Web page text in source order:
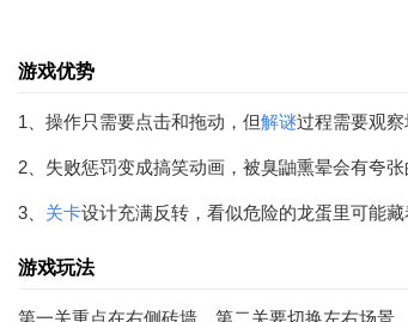
游戏优势
1、操作只需要点击和拖动，但解谜过程需要观察
2、失败惩罚变成搞笑动画，被臭鼬熏晕会有夸张
3、 关卡设计充满反转，看似危险的龙蛋里可能藏
游戏玩法
第一关重点在右侧砖墙，第二关要切换左右场景